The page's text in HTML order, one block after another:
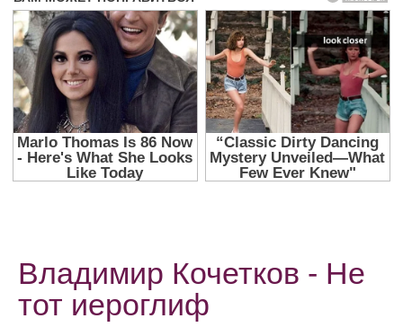
Владимир Кочетков - Не
тот иероглиф